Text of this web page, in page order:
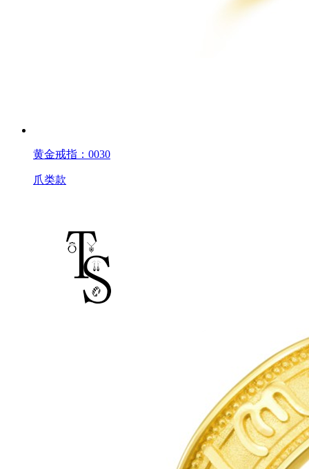
黄金戒指：0030
爪类款